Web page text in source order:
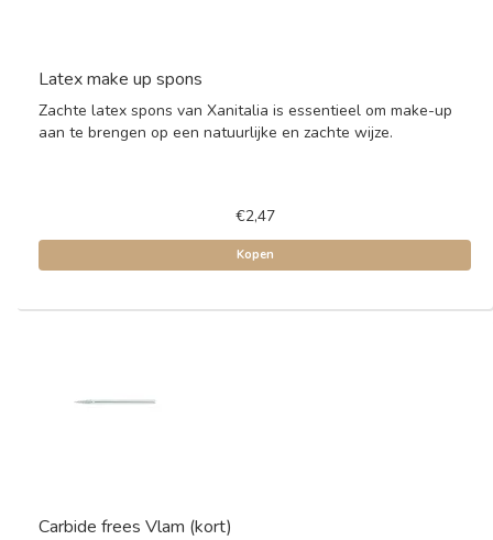
Latex make up spons
Zachte latex spons van Xanitalia is essentieel om make-up
aan te brengen op een natuurlijke en zachte wijze.
€2,47
Kopen
Carbide frees Vlam (kort)